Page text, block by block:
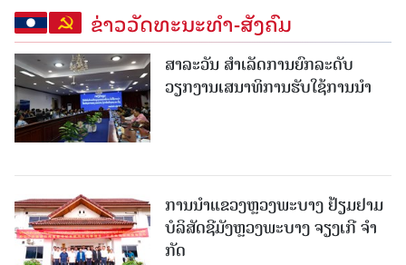
ຂ່າວວັດທະນະທຳ-ສັງຄົມ
ສາລະວັນ ສໍາເລັດການຍົກລະດັບ
ວຽກງານເສນາທິການຮັບໃຊ້ການນໍາ
ການນຳແຂວງຫຼວງພະບາງ ຢ້ຽມ​ຢາມ
ບໍ​ລິ​ສັດຊີມັງຫຼວງພະບາງ ຈຽງເກີ ຈໍາ
ກັດ